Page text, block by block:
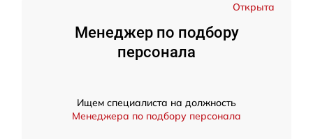
Открыта
Менеджер по подбору
персонала
Ищем специалиста на должность
Менеджера по подбору персонала